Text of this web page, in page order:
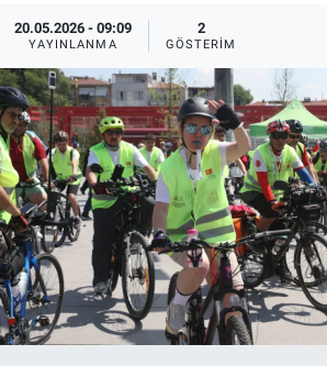
20.05.2026 - 09:09
YAYINLANMA
2
GÖSTERIM
Magazin
Tüm Haberler
İletişim
Künye
Trafik Durumu
Süper Lig Puan Durumu ve
Tüm Manşetler
Son Dakika Haberleri
Haber Arşivi